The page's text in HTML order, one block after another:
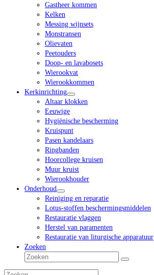
Gastheer kommen
Kelken
Messing wijnsets
Monstransen
Olievaten
Peetouders
Doop- en lavabosets
Wierookvat
Wierookkommen
Kerkinrichting
Altaar klokken
Eeuwige
Hygiënische bescherming
Kruispunt
Pasen kandelaars
Ringbanden
Hoorcollege kruisen
Muur kruist
Wierookhouder
Onderhoud
Reiniging en reparatie
Lotus-stoffen beschermingsmiddelen
Restauratie vlaggen
Herstel van paramenten
Restauratie van liturgische apparatuur
Zoeken
Zoeken
Verzenden
Zoeken